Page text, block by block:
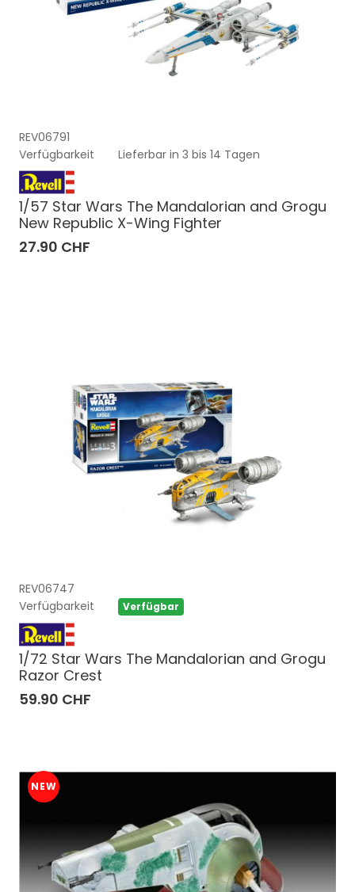
REV06791
Verfügbarkeit
Lieferbar in 3 bis 14 Tagen
1/57 Star Wars The Mandalorian and Grogu
New Republic X-Wing Fighter
27.90 CHF
REV06747
Verfügbarkeit
Verfügbar
1/72 Star Wars The Mandalorian and Grogu
Razor Crest
59.90 CHF
NEW